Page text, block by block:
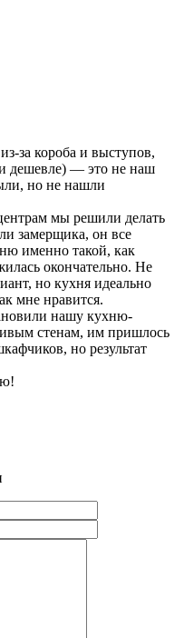
за короба и выступов,
дешевле) — это не наш
но не нашли
мы решили делать
замерщика, он все
именно такой, как
окончательно. Не
но кухня идеально
мне нравится.
нашу кухню-
стенам, им пришлось
но результат